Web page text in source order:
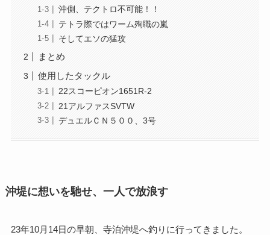
沖側、テクトロ不可能！！
テトラ際ではワーム殉職の嵐
そしてエソの猛攻
まとめ
使用したタックル
22スコーピオン1651R-2
21アルファスSVTW
デュエルＣＮ５００、3号
沖堤に想いを馳せ、一人で放浪す
23年10月14日の早朝、寺泊沖堤へ釣りに行ってきました。